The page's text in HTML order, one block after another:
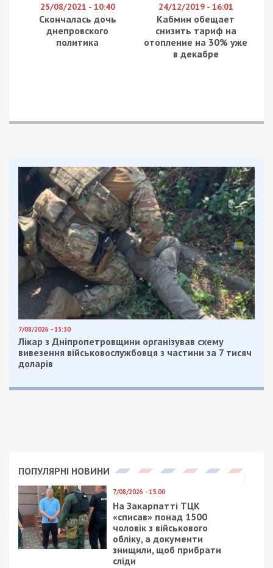
За даними слідства, упродовж січня 2024 –
травня 2026 року жінка системно ввозила
автомобілі з країн Європи, оформлюючи їх як
гуманітарну допомогу для потреб ЗСУ. Це
дозволяло уникати сплати митних платежів.
від підбору транспортних засобів за кордоном
від реалізації привласнювала.
Задокументовано контрабанду цілого
«автопарку», до якого увійшли позашляховики та
мікроавтобуси. Загальна ринкова вартість лише
дев’яти встановлених автомобілів перевищує 1,6
млн грн.
Також встановлено, що на балансі благодійного
фонду перебувають 379 автомобілів,
походження та призначення яких наразі
перевіряються.
12 травня правоохоронці затримали
псевдоволонтерку в порядку ст. 208 КПК
України. Під час обшуку на «торгівельному
майданчику», де автівки зберігали та
шість транспортних засобів. Вирішується
про підозру за фактом контрабанди підакцизних
товарів у значному розмірі (ч. 1 ст. 201-4 КК
України).
Facebook
Telegram
Twitter
WhatsApp
ViberEmail
Категории:Головне за день,Популярні
новини| Метки: авто,блогер,контрабанда